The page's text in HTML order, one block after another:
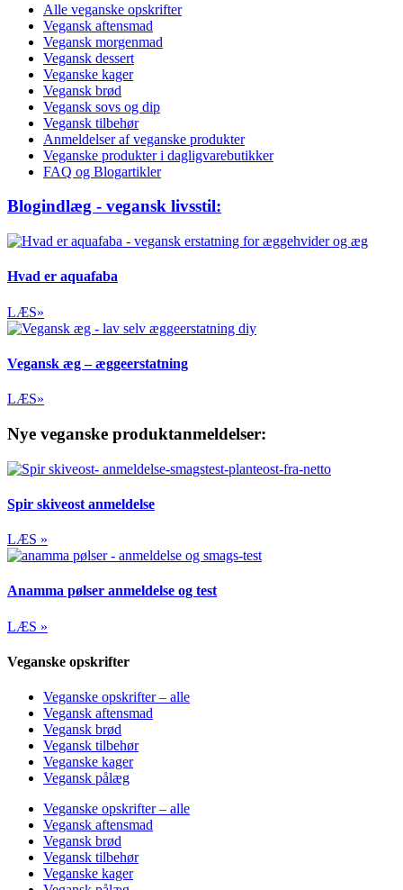
Alle veganske opskrifter
Vegansk aftensmad
Vegansk morgenmad
Vegansk dessert
Veganske kager
Vegansk brød
Vegansk sovs og dip
Vegansk tilbehør
Anmeldelser af veganske produkter
Veganske produkter i dagligvarebutikker
FAQ og Blogartikler
Blogindlæg - vegansk livsstil:
Hvad er aquafaba
LÆS»
Vegansk æg – æggeerstatning
LÆS»
Nye veganske produktanmeldelser:
Spir skiveost anmeldelse
LÆS »
Anamma pølser anmeldelse og test
LÆS »
Veganske opskrifter
Veganske opskrifter – alle
Vegansk aftensmad
Vegansk brød
Vegansk tilbehør
Veganske kager
Vegansk pålæg
Veganske opskrifter – alle
Vegansk aftensmad
Vegansk brød
Vegansk tilbehør
Veganske kager